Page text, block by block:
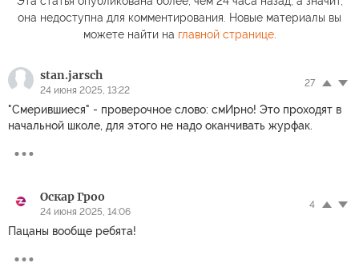
она недоступна для комментирования. Новые материалы вы
можете найти на главной странице.
stan.jarsch
24 июня 2025, 13:22
27
"Смерившиеся" - проверочное слово: смИрно! Это проходят в
начальной школе, для этого не надо оканчивать журфак.
Оскар Гроо
24 июня 2025, 14:06
4
Пацаны вообще ребята!